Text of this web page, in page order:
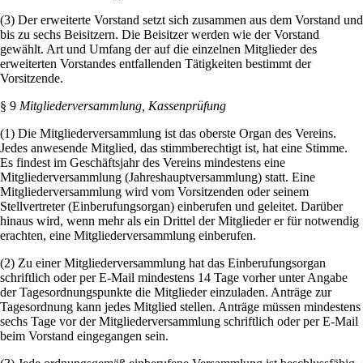
(3) Der erweiterte Vorstand setzt sich zusammen aus dem Vorstand und
bis zu sechs Beisitzern. Die Beisitzer werden wie der Vorstand
gewählt. Art und Umfang der auf die einzelnen Mitglieder des
erweiterten Vorstandes entfallenden Tätigkeiten bestimmt der
Vorsitzende.
§ 9 Mitgliederversammlung, Kassenprüfung
(1) Die Mitgliederversammlung ist das oberste Organ des Vereins.
Jedes anwesende Mitglied, das stimmberechtigt ist, hat eine Stimme.
Es findest im Geschäftsjahr des Vereins mindestens eine
Mitgliederversammlung (Jahreshauptversammlung) statt. Eine
Mitgliederversammlung wird vom Vorsitzenden oder seinem
Stellvertreter (Einberufungsorgan) einberufen und geleitet. Darüber
hinaus wird, wenn mehr als ein Drittel der Mitglieder er für notwendig
erachten, eine Mitgliederversammlung einberufen.
(2) Zu einer Mitgliederversammlung hat das Einberufungsorgan
schriftlich oder per E-Mail mindestens 14 Tage vorher unter Angabe
der Tagesordnungspunkte die Mitglieder einzuladen. Anträge zur
Tagesordnung kann jedes Mitglied stellen. Anträge müssen mindestens
sechs Tage vor der Mitgliederversammlung schriftlich oder per E-Mail
beim Vorstand eingegangen sein.